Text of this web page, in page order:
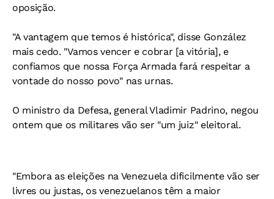
oposição.
"A vantagem que temos é histórica", disse González
mais cedo. "Vamos vencer e cobrar [a vitória], e
confiamos que nossa Força Armada fará respeitar a
vontade do nosso povo" nas urnas.
O ministro da Defesa, general Vladimir Padrino, negou
ontem que os militares vão ser "um juiz" eleitoral.
"Embora as eleições na Venezuela dificilmente vão ser
livres ou justas, os venezuelanos têm a maior